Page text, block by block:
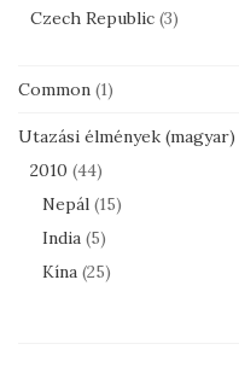
Czech Republic (3)
Common (1)
Utazási élmények (magyar)
2010 (44)
Nepál (15)
India (5)
Kína (25)